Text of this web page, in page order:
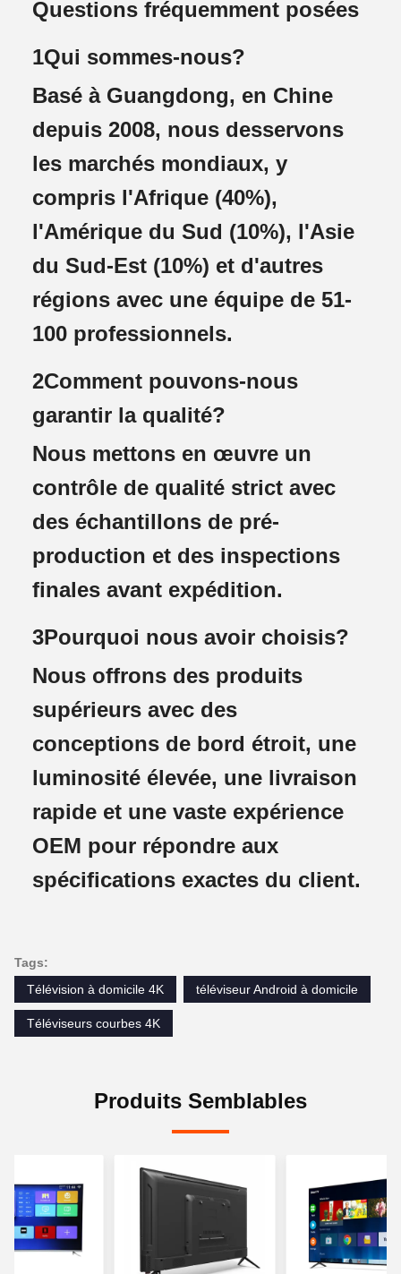
Questions fréquemment posées
1Qui sommes-nous?
Basé à Guangdong, en Chine
depuis 2008, nous desservons
les marchés mondiaux, y
compris l'Afrique (40%),
l'Amérique du Sud (10%), l'Asie
du Sud-Est (10%) et d'autres
régions avec une équipe de 51-
100 professionnels.
2Comment pouvons-nous
garantir la qualité?
Nous mettons en œuvre un
contrôle de qualité strict avec
des échantillons de pré-
production et des inspections
finales avant expédition.
3Pourquoi nous avoir choisis?
Nous offrons des produits
supérieurs avec des
conceptions de bord étroit, une
luminosité élevée, une livraison
rapide et une vaste expérience
OEM pour répondre aux
spécifications exactes du client.
Tags:
Télévision à domicile 4K
téléviseur Android à domicile
Téléviseurs courbes 4K
Produits Semblables